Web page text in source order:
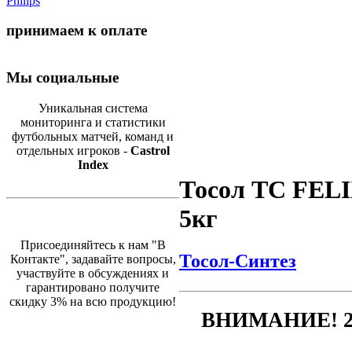
принимаем к оплате
Мы социальные
Уникальная система
мониторинга и статистики
футбольных матчей, команд и
отдельных игроков - Castrol
Index
Присоединяйтесь к нам "В
Контакте", задавайте вопросы,
участвуйте в обсуждениях и
гарантировано получите
скидку 3% на всю продукцию!
Тосол ТС
5кг
Тосол-Синтез
ВНИМАНИЕ!